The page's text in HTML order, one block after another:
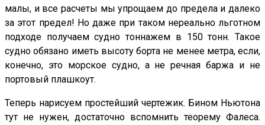
малы, и все расчеты мы упрощаем до предела и далеко
за этот предел! Но даже при таком нереально льготном
подходе получаем судно тоннажем в 150 тонн. Такое
судно обязано иметь высоту борта не менее метра, если,
конечно, это морское судно, а не речная баржа и не
портовый плашкоут.
Теперь нарисуем простейший чертежик. Бином Ньютона
тут не нужен, достаточно вспомнить теорему Фалеса.